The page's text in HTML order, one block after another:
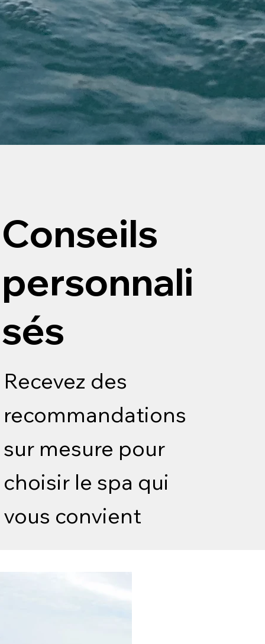
Conseils
personnali
sés
Recevez des
recommandations
sur mesure pour
choisir le spa qui
vous convient